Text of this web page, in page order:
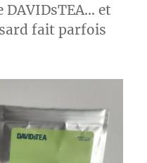
et
fait parfois